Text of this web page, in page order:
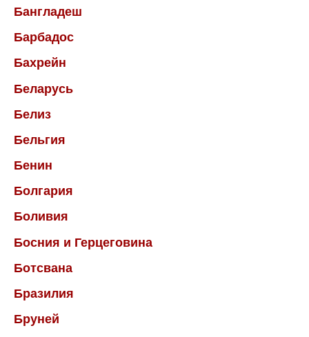
Бангладеш
Барбадос
Бахрейн
Беларусь
Белиз
Бельгия
Бенин
Болгария
Боливия
Босния и Герцеговина
Ботсвана
Бразилия
Бруней